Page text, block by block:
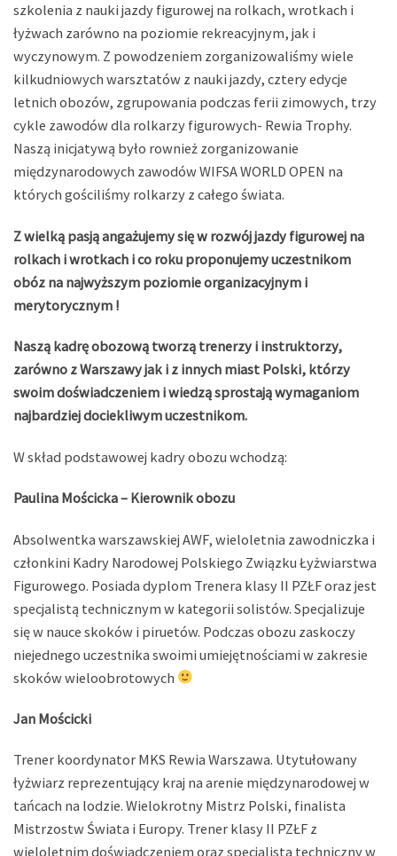
szkolenia z nauki jazdy figurowej na rolkach, wrotkach i
łyżwach zarówno na poziomie rekreacyjnym, jak i
wyczynowym. Z powodzeniem zorganizowaliśmy wiele
kilkudniowych warsztatów z nauki jazdy, cztery edycje
letnich obozów, zgrupowania podczas ferii zimowych, trzy
cykle zawodów dla rolkarzy figurowych- Rewia Trophy.
Naszą inicjatywą było rownież zorganizowanie
międzynarodowych zawodów WIFSA WORLD OPEN na
których gościliśmy rolkarzy z całego świata.
Z wielką pasją angażujemy się w rozwój jazdy figurowej na
rolkach i wrotkach i co roku proponujemy uczestnikom
obóz na najwyższym poziomie organizacyjnym i
merytorycznym !
Naszą kadrę obozową tworzą trenerzy i instruktorzy,
zarówno z Warszawy jak i z innych miast Polski, którzy
swoim doświadczeniem i wiedzą sprostają wymaganiom
najbardziej dociekliwym uczestnikom.
W skład podstawowej kadry obozu wchodzą:
Paulina Mościcka – Kierownik obozu
Absolwentka warszawskiej AWF, wieloletnia zawodniczka i
członkini Kadry Narodowej Polskiego Związku Łyżwiarstwa
Figurowego. Posiada dyplom Trenera klasy II PZŁF oraz jest
specjalistą technicznym w kategorii solistów. Specjalizuje
się w nauce skoków i piruetów. Podczas obozu zaskoczy
niejednego uczestnika swoimi umiejętnościami w zakresie
skoków wieloobrotowych
Jan Mościcki
Trener koordynator MKS Rewia Warszawa. Utytułowany
łyżwiarz reprezentujący kraj na arenie międzynarodowej w
tańcach na lodzie. Wielokrotny Mistrz Polski, finalista
Mistrzostw Świata i Europy. Trener klasy II PZŁF z
wieloletnim doświadczeniem oraz specjalista techniczny w